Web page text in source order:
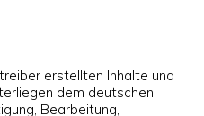
erstellten Inhalte und
dem deutschen
Bearbeitung,